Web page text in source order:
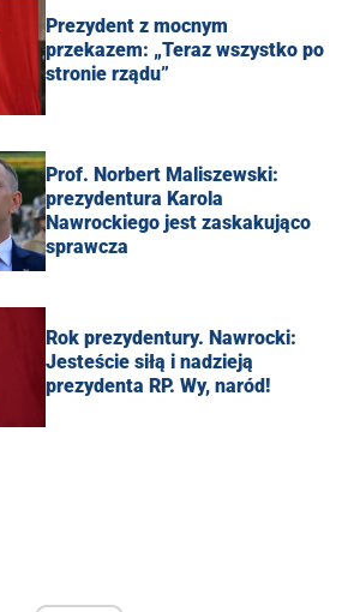
Prezydent z mocnym
przekazem: „Teraz wszystko po
stronie rządu”
Prof. Norbert Maliszewski:
prezydentura Karola
Nawrockiego jest zaskakująco
sprawcza
Rok prezydentury. Nawrocki:
Jesteście siłą i nadzieją
prezydenta RP. Wy, naród!